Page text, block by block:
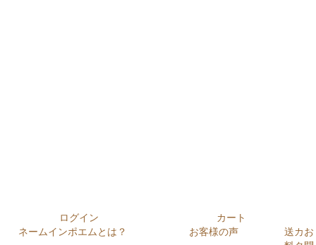
ログイン
カート
ネームインポエムとは？
お客様の声
送カお